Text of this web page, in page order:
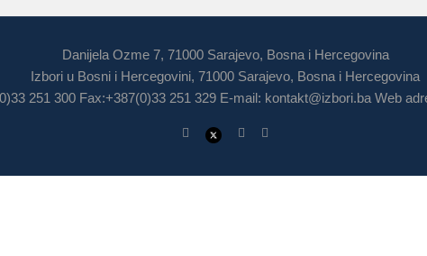
Danijela Ozme 7, 71000 Sarajevo, Bosna i Hercegovina
Izbori u Bosni i Hercegovini, 71000 Sarajevo, Bosna i Hercegovina
251 300 Fax:+387(0)33 251 329 E-mail: kontakt@izbori.baWeb